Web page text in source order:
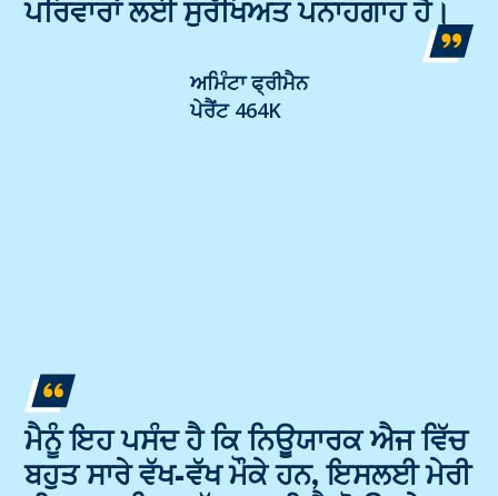
ਪਰਿਵਾਰਾਂ ਲਈ ਸੁਰੱਖਿਅਤ ਪਨਾਹਗਾਹ ਹੈ।
ਅਮਿੰਟਾ ਫ੍ਰੀਮੈਨ
ਪੇਰੈਂਟ 464K
ਮੈਨੂੰ ਇਹ ਪਸੰਦ ਹੈ ਕਿ ਨਿਊਯਾਰਕ ਐਜ ਵਿੱਚ
ਬਹੁਤ ਸਾਰੇ ਵੱਖ-ਵੱਖ ਮੌਕੇ ਹਨ, ਇਸਲਈ ਮੇਰੀ